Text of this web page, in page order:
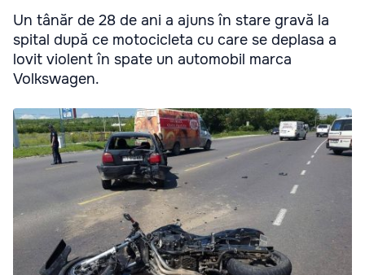
Un tânăr de 28 de ani a ajuns în stare gravă la
spital după ce motocicleta cu care se deplasa a
lovit violent în spate un automobil marca
Volkswagen.